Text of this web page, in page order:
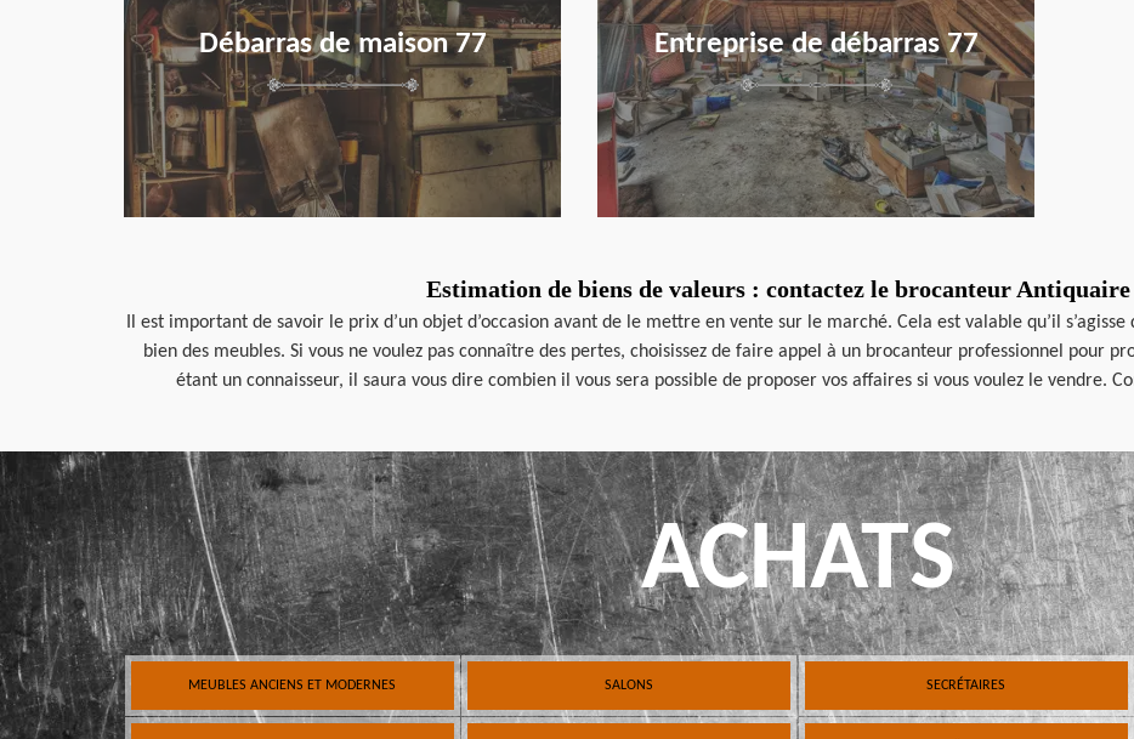
Débarras de maison 77 Entreprise de débarras 77
Estimation de biens de valeurs : contactez le brocanteur
Il est important de savoir le prix d’un objet d’occasion avant de le mettre en vente sur le marché. Cela est valable qu’il
bien des meubles. Si vous ne voulez pas connaître des pertes, choisissez de faire appel à un brocanteur professionnel pour
étant un connaisseur, il saura vous dire combien il vous sera possible de proposer vos affaires si vous voulez le vendre.
ACHATS
MEUBLES ANCIENS ET MODERNES SALONS SECRÉTAIRES